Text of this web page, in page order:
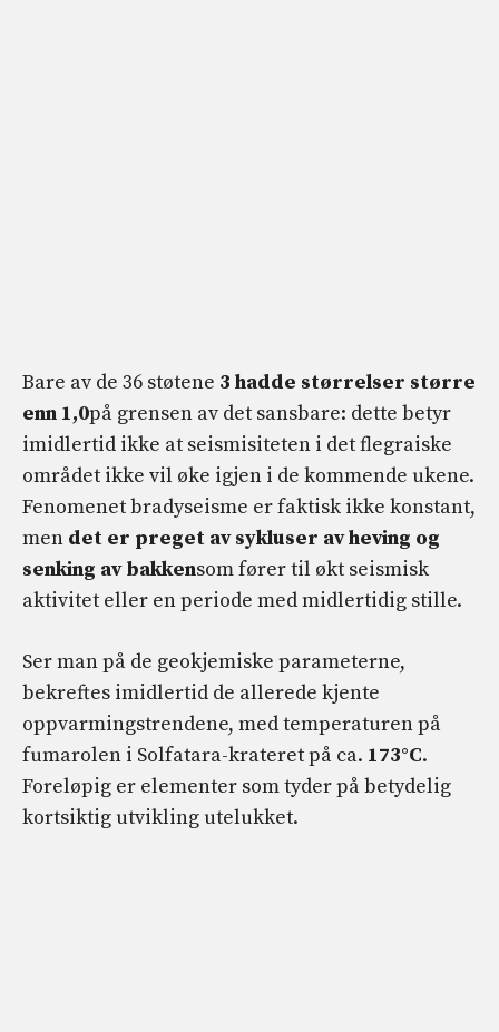
Bare av de 36 støtene 3 hadde størrelser større
enn 1,0på grensen av det sansbare: dette betyr
imidlertid ikke at seismisiteten i det flegraiske
området ikke vil øke igjen i de kommende ukene.
Fenomenet bradyseisme er faktisk ikke konstant,
men det er preget av sykluser av heving og
senking av bakkensom fører til økt seismisk
aktivitet eller en periode med midlertidig stille.
Ser man på de geokjemiske parameterne,
bekreftes imidlertid de allerede kjente
oppvarmingstrendene, med temperaturen på
fumarolen i Solfatara-krateret på ca. 173°C.
Foreløpig er elementer som tyder på betydelig
kortsiktig utvikling utelukket.